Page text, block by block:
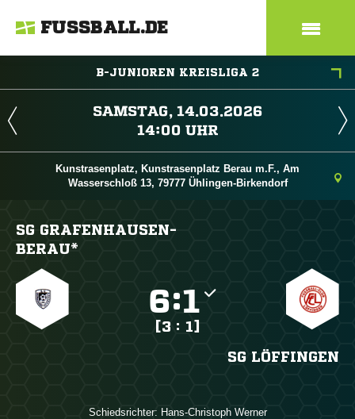
FUSSBALL.DE
B-JUNIOREN KREISLIGA 2
 
 
Kunstrasenplatz, Kunstrasenplatz Berau m.F., Am
Wasserschloß 13, 79777 Ühlingen-Birkendorf
SG GRAFENHAUSEN-
BERAU*
:
[3 : 1]
SG LÖFFINGEN
Schiedsrichter:  